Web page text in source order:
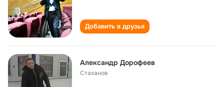
Добавить в друзья
Александр Дорофеев
Стаханов